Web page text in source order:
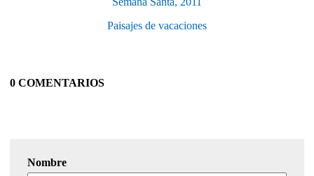
Paisajes de vacaciones
0 COMENTARIOS
Nombre